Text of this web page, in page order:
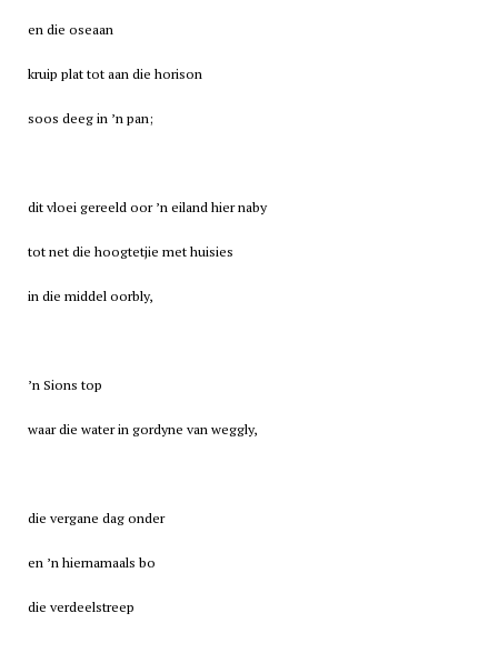
en die oseaan
kruip plat tot aan die horison
soos deeg in ’n pan;
dit vloei gereeld oor ’n eiland hier naby
tot net die hoogtetjie met huisies
in die middel oorbly,
’n Sions top
waar die water in gordyne van weggly,
die vergane dag onder
en ’n hiernamaals bo
die verdeelstreep